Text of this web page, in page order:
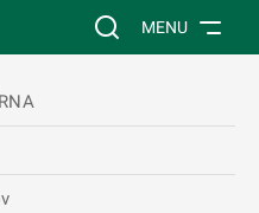
Vyhledávání na
MENU